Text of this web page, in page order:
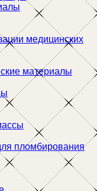
медицинских
материалы
пломбирования